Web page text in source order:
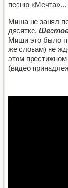
песню
Миша не занял
дясятке.
Миши это было
же словам) не
этом престижном
(видео